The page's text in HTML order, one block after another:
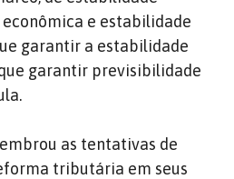
e estabilidade
garantir a estabilidade
garantir previsibilidade
as tentativas de
tributária em seus